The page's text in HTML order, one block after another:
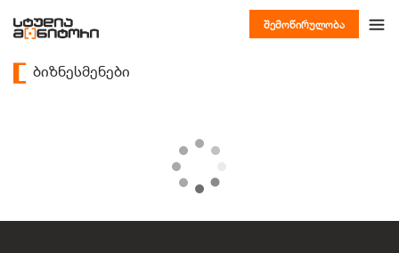
შემოწირულობა
ბიზნესმენები